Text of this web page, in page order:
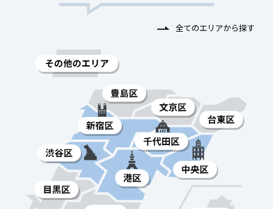
全てのエリアから探す